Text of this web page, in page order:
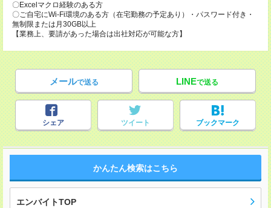
〇Excelマクロ経験のある方
〇ご自宅にWi-Fi環境のある方（在宅勤務の予定あり）・パスワード付き・
無制限または月30GB以上
【業務上、要請があった場合は出社対応が可能な方】
メールで送る LINEで送る
シェア ツイート ブックマーク
かんたん検索はこちら
エンバイトTOP